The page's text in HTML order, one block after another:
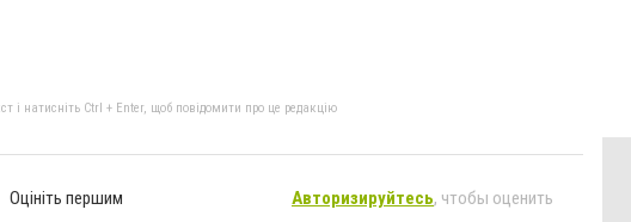
і натисніть Ctrl + Enter, щоб повідомити про це редакцію
Оцініть першим Авторизируйтесь, чтобы оценить